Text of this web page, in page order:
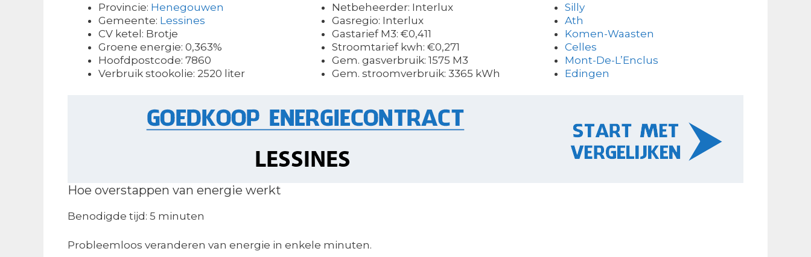
Provincie: Henegouwen
Gemeente: Lessines
CV ketel: Brotje
Groene energie: 0,363%
Hoofdpostcode: 7860
Verbruik stookolie: 2520 liter
Netbeheerder: Interlux
Gasregio: Interlux
Gastarief M3: €0,411
Stroomtarief kwh: €0,271
Gem. gasverbruik: 1575 M3
Gem. stroomverbruik: 3365 kWh
Silly
Ath
Komen-Waasten
Celles
Mont-De-L’Enclus
Edingen
Hoe overstappen van energie werkt
Benodigde tijd: 5 minuten
Probleemloos veranderen van energie in enkele minuten.